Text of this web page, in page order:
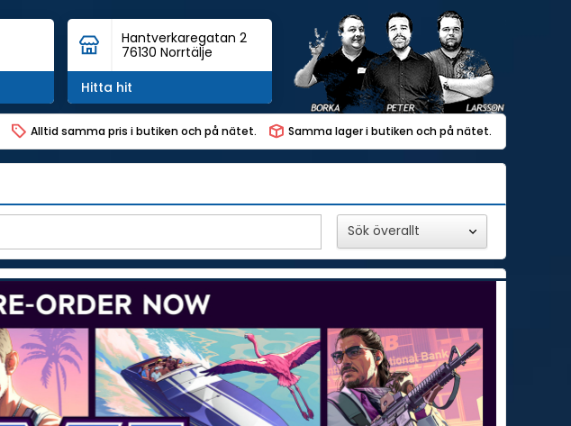
Hantverkaregatan 2
76130 Norrtälje
Hitta hit
Alltid samma pris i butiken och på nätet. Samma lager i butiken och på nätet.